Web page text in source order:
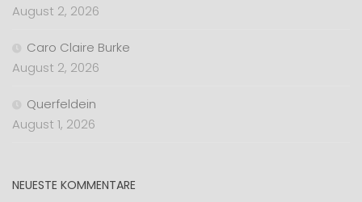
August 2, 2026
Caro Claire Burke
August 2, 2026
Querfeldein
August 1, 2026
NEUESTE KOMMENTARE